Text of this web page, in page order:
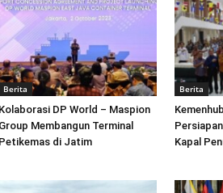
Berita
Kolaborasi DP World – Maspion
Group Membangun Terminal
Petikemas di Jatim
Berita
Kapal